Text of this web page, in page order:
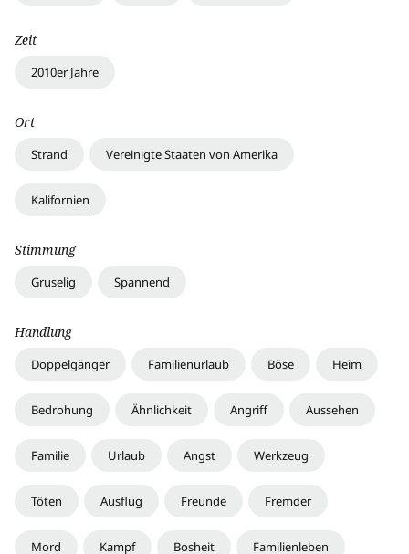
Zeit
2010er Jahre
Ort
Strand Vereinigte Staaten von Amerika
Kalifornien
Stimmung
Gruselig Spannend
Handlung
Doppelgänger Familienurlaub Böse Heim
Bedrohung Ähnlichkeit Angriff Aussehen
Familie Urlaub Angst Werkzeug
Töten Ausflug Freunde Fremder
Mord Kampf Bosheit Familienleben